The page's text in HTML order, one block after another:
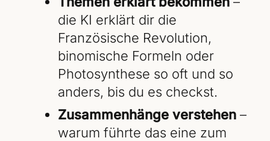
die KI erklärt dir die
Französische Revolution,
binomische Formeln oder
Photosynthese so oft und so
anders, bis du es checkst.
Zusammenhänge verstehen –
warum führte das eine zum